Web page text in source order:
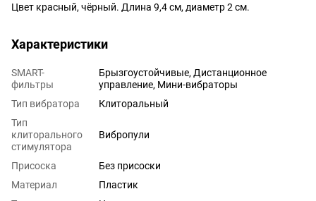
Цвет красный, чёрный. Длина 9,4 см, диаметр 2 см.
Характеристики
SMART-
фильтры
Брызгоустойчивые, Дистанционное
управление, Мини-вибраторы
Тип вибратора
Клиторальный
Тип
клиторального
стимулятора
Вибропули
Присоска
Без присоски
Материал
Пластик